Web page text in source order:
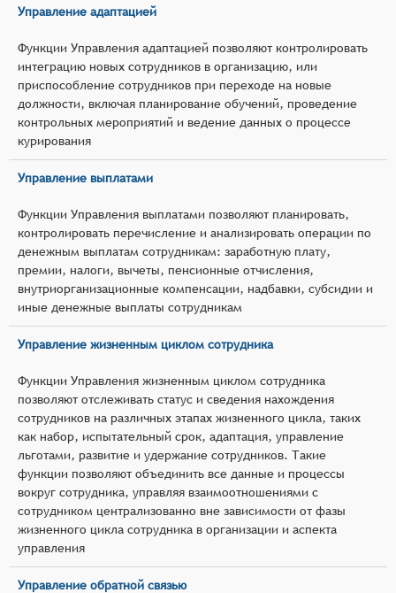
Управление адаптацией
Функции Управления адаптацией позволяют контролировать
интеграцию новых сотрудников в организацию, или
приспособление сотрудников при переходе на новые
должности, включая планирование обучений, проведение
контрольных мероприятий и ведение данных о процессе
курирования
Управление выплатами
Функции Управления выплатами позволяют планировать,
контролировать перечисление и анализировать операции по
денежным выплатам сотрудникам: заработную плату,
премии, налоги, вычеты, пенсионные отчисления,
внутриорганизационные компенсации, надбавки, субсидии и
иные денежные выплаты сотрудникам
Управление жизненным циклом сотрудника
Функции Управления жизненным циклом сотрудника
позволяют отслеживать статус и сведения нахождения
сотрудников на различных этапах жизненного цикла, таких
как набор, испытательный срок, адаптация, управление
льготами, развитие и удержание сотрудников. Такие
функции позволяют объединить все данные и процессы
вокруг сотрудника, управляя взаимоотношениями с
сотрудником централизованно вне зависимости от фазы
жизненного цикла сотрудника в организации и аспекта
управления
Управление обратной связью